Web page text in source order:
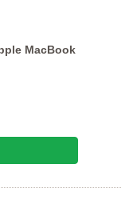
MacBook